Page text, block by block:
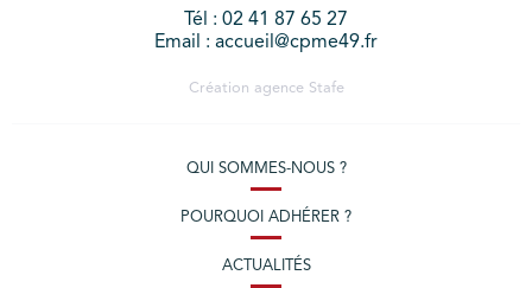
Tél : 02 41 87 65 27
Email : accueil@cpme49.fr
Création agence Stafe
QUI SOMMES-NOUS ?
POURQUOI ADHÉRER ?
ACTUALITÉS